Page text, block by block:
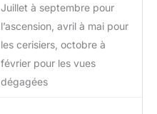
Juillet à septembre pour
l’ascension, avril à mai pour
les cerisiers, octobre à
février pour les vues
dégagées